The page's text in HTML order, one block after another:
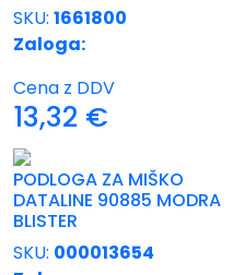
SKU: 1661800
Zaloga:
Cena z DDV
13,32 €
PODLOGA ZA MIŠKO
DATALINE 90885 MODRA
BLISTER
SKU: 000013654